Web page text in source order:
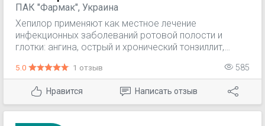
ПАК "Фармак", Украина
Хепилор применяют как местное лечение
инфекционных заболеваний ротовой полости и
глотки: ангина, острый и хронический тонзиллит,
ротовой полостью после стоматологических
вмешательств.
5.0 1 отзыв 585
Нравится Написать отзыв